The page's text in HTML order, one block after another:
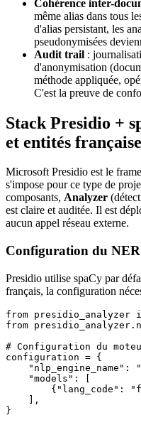
Cohérence inter-
même alias dans tous
d'alias persistant, les
pseudonymisées
Audit trail :
d'anonymisation
méthode appliquée,
C'est la preuve de
Stack Presidio +
et entités
Microsoft Presidio est le
s'impose pour ce type de
composants, Analyzer
est claire et auditée. Il est
aucun appel réseau externe.
Configuration du
Presidio utilise spaCy par
français, la configuration
from presidio_analyzer
from
# Configuration du
configuration = {
"nlp_engine_name":
    "models": [
{"lang_code":
    ],
}